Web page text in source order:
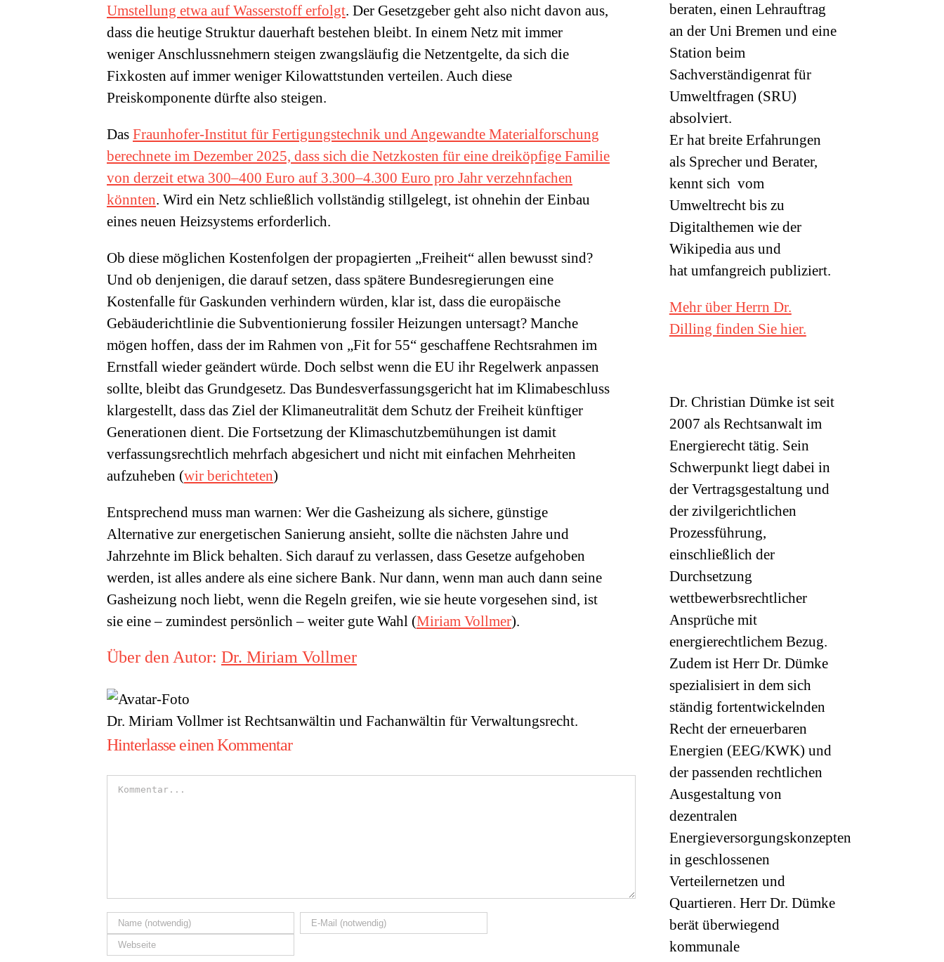
Umstellung etwa auf Wasserstoff erfolgt. Der Gesetzgeber geht also nicht davon aus,
dass die heutige Struktur dauerhaft bestehen bleibt. In einem Netz mit immer
weniger Anschlussnehmern steigen zwangsläufig die Netzentgelte, da sich die
Fixkosten auf immer weniger Kilowattstunden verteilen. Auch diese
Preiskomponente dürfte also steigen.
Das Fraunhofer-Institut für Fertigungstechnik und Angewandte Materialforschung
berechnete im Dezember 2025, dass sich die Netzkosten für eine dreiköpfige Familie
von derzeit etwa 300–400 Euro auf 3.300–4.300 Euro pro Jahr verzehnfachen
könnten. Wird ein Netz schließlich vollständig stillgelegt, ist ohnehin der Einbau
eines neuen Heizsystems erforderlich.
Ob diese möglichen Kostenfolgen der propagierten „Freiheit“ allen bewusst sind?
Und ob denjenigen, die darauf setzen, dass spätere Bundesregierungen eine
Kostenfalle für Gaskunden verhindern würden, klar ist, dass die europäische
Gebäuderichtlinie die Subventionierung fossiler Heizungen untersagt? Manche
mögen hoffen, dass der im Rahmen von „Fit for 55“ geschaffene Rechtsrahmen im
Ernstfall wieder geändert würde. Doch selbst wenn die EU ihr Regelwerk anpassen
sollte, bleibt das Grundgesetz. Das Bundesverfassungsgericht hat im Klimabeschluss
klargestellt, dass das Ziel der Klimaneutralität dem Schutz der Freiheit künftiger
Generationen dient. Die Fortsetzung der Klimaschutzbemühungen ist damit
verfassungsrechtlich mehrfach abgesichert und nicht mit einfachen Mehrheiten
aufzuheben (wir berichteten)
Entsprechend muss man warnen: Wer die Gasheizung als sichere, günstige
Alternative zur energetischen Sanierung ansieht, sollte die nächsten Jahre und
Jahrzehnte im Blick behalten. Sich darauf zu verlassen, dass Gesetze aufgehoben
werden, ist alles andere als eine sichere Bank. Nur dann, wenn man auch dann seine
Gasheizung noch liebt, wenn die Regeln greifen, wie sie heute vorgesehen sind, ist
sie eine – zumindest persönlich – weiter gute Wahl (Miriam Vollmer).
Über den Autor: Dr. Miriam Vollmer
Dr. Miriam Vollmer ist Rechtsanwältin und Fachanwältin für Verwaltungsrecht.
Hinterlasse einen Kommentar
Kommentar
beraten, einen Lehrauftrag
an der Uni Bremen und eine
Station beim
Sachverständigenrat für
Umweltfragen (SRU)
absolviert.
Er hat breite Erfahrungen
als Sprecher und Berater,
kennt sich vom
Umweltrecht bis zu
Digitalthemen wie der
Wikipedia aus und
hat umfangreich publiziert.
Mehr über Herrn Dr.
Dilling finden Sie hier.
Dr. Christian Dümke ist seit
2007 als Rechtsanwalt im
Energierecht tätig. Sein
Schwerpunkt liegt dabei in
der Vertragsgestaltung und
der zivilgerichtlichen
Prozessführung,
einschließlich der
Durchsetzung
wettbewerbsrechtlicher
Ansprüche mit
energierechtlichem Bezug.
Zudem ist Herr Dr. Dümke
spezialisiert in dem sich
ständig fortentwickelnden
Recht der erneuerbaren
Energien (EEG/KWK) und
der passenden rechtlichen
Ausgestaltung von
dezentralen
Energieversorgungskonzepten
in geschlossenen
Verteilernetzen und
Quartieren. Herr Dr. Dümke
berät überwiegend
kommunale